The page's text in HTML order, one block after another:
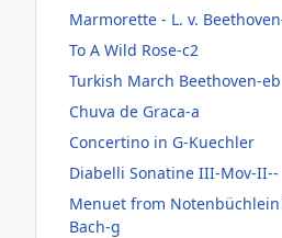
Marmorette - L. v.
To A Wild Rose-c2
Turkish March Beethoven-eb
Chuva de Graca-a
Concertino in G-Kuechler
Diabelli Sonatine III-Mov-II--
Menuet from
Bach-g